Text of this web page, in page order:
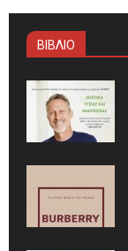
ΒΙΒΛΙΟ